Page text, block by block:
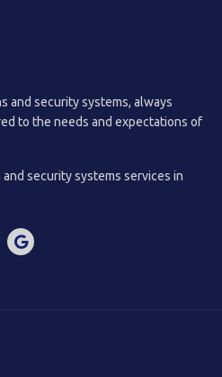
and security systems, always
to the needs and expectations of
security systems services in